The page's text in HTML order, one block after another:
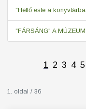
"Hétfő este a
"FÁRSÁNG" A
1 2 3 4 5
1. oldal / 36